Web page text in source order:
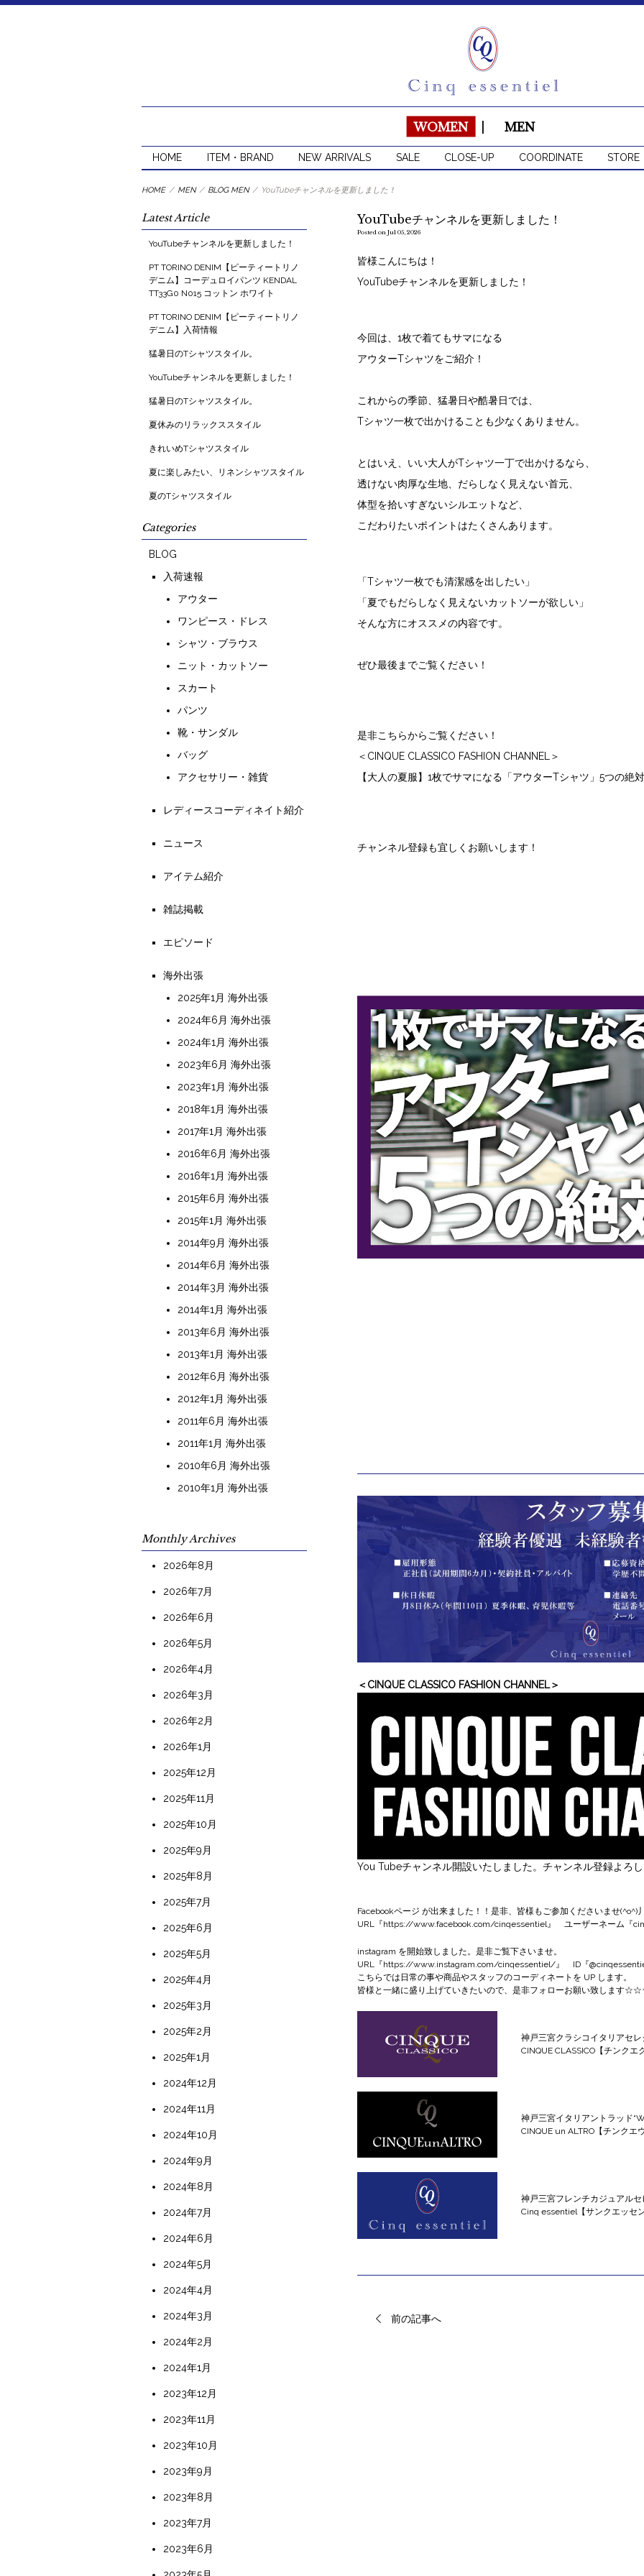
WOMEN MEN
HOME ITEM・BRAND NEW ARRIVALS SALE CLOSE-UP COORDINATE STORE
HOME / MEN / BLOG MEN / YouTubeチャンネルを更新しました！
YouTubeチャンネルを更新しました！
Posted on Jul 05, 2026
皆様こんにちは！
YouTubeチャンネルを更新しました！
今回は、1枚で着てもサマになる
アウターTシャツをご紹介！
これからの季節、猛暑日や酷暑日では、
Tシャツ一枚で出かけることも少なくありません。
とはいえ、いい大人がTシャツ一丁で出かけるなら、
透けない肉厚な生地、だらしなく見えない首元、
体型を拾いすぎないシルエットなど、
こだわりたいポイントはたくさんあります。
「Tシャツ一枚でも清潔感を出したい」
「夏でもだらしなく見えないカットソーが欲しい」
そんな方にオススメの内容です。
ぜひ最後までご覧ください！
是非こちらからご覧ください！
＜CINQUE CLASSICO FASHION CHANNEL＞
【大人の夏服】1枚でサマになる「アウターTシャツ」5つの絶
チャンネル登録も宜しくお願いします！
＜CINQUE CLASSICO FASHION CHANNEL＞
You Tubeチャンネル開設いたしました。チャンネル登録よろ
Facebookページ が出来ました！！是非、皆様もご参加くださいませ(^o^)
URL『https://www.facebook.com/cinqessentiel』 ユーザーネーム『
instagram を開始致しました。是非ご覧下さいませ。
URL『https://www.instagram.com/cinqessentiel/』 ID『
こちらでは日常の事や商品やスタッフのコーディネートを UP します。
皆様と一緒に盛り上げていきたいので、是非フォローお願い致します
神戸三宮クラシコイタリアセ
CINQUE CLASSICO【チンクエ
神戸三宮イタリアントラッド
CINQUE un ALTRO【チンクエ
神戸三宮フレンチカジュアル
Cinq essentiel【サンクエッセ
前の記事へ
Latest Article
YouTubeチャンネルを更新しました！
PT TORINO DENIM【ピーティートリノ
デニム】コーデュロイパンツ KENDAL
TT33G0 N015 コットン ホワイト
PT TORINO DENIM【ピーティートリノ
デニム】入荷情報
猛暑日のTシャツスタイル。
YouTubeチャンネルを更新しました！
猛暑日のTシャツスタイル。
夏休みのリラックススタイル
きれいめTシャツスタイル
夏に楽しみたい、リネンシャツスタイル
夏のTシャツスタイル
Categories
BLOG
入荷速報
アウター
ワンピース・ドレス
シャツ・ブラウス
ニット・カットソー
スカート
パンツ
靴・サンダル
バッグ
アクセサリー・雑貨
レディースコーディネイト紹介
ニュース
アイテム紹介
雑誌掲載
エピソード
海外出張
2025年1月 海外出張
2024年6月 海外出張
2024年1月 海外出張
2023年6月 海外出張
2023年1月 海外出張
2018年1月 海外出張
2017年1月 海外出張
2016年6月 海外出張
2016年1月 海外出張
2015年6月 海外出張
2015年1月 海外出張
2014年9月 海外出張
2014年6月 海外出張
2014年3月 海外出張
2014年1月 海外出張
2013年6月 海外出張
2013年1月 海外出張
2012年6月 海外出張
2012年1月 海外出張
2011年6月 海外出張
2011年1月 海外出張
2010年6月 海外出張
2010年1月 海外出張
Monthly Archives
2026年8月
2026年7月
2026年6月
2026年5月
2026年4月
2026年3月
2026年2月
2026年1月
2025年12月
2025年11月
2025年10月
2025年9月
2025年8月
2025年7月
2025年6月
2025年5月
2025年4月
2025年3月
2025年2月
2025年1月
2024年12月
2024年11月
2024年10月
2024年9月
2024年8月
2024年7月
2024年6月
2024年5月
2024年4月
2024年3月
2024年2月
2024年1月
2023年12月
2023年11月
2023年10月
2023年9月
2023年8月
2023年7月
2023年6月